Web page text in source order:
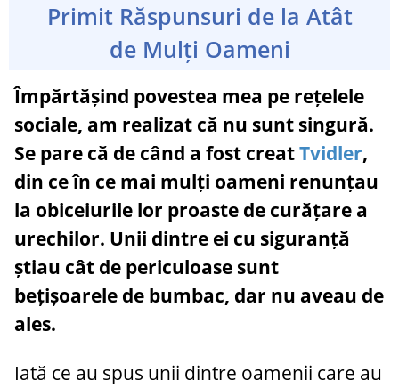
Primit Răspunsuri de la Atât
de Mulți Oameni
Împărtășind povestea mea pe rețelele
sociale, am realizat că nu sunt singură.
Se pare că de când a fost creatTvidler,
din ce în ce mai mulți oameni renunțau
la obiceiurile lor proaste de curățare a
urechilor. Unii dintre ei cu siguranță
știau cât de periculoase sunt
bețișoarele de bumbac, dar nu aveau de
ales.
Iată ce au spus unii dintre oamenii care au